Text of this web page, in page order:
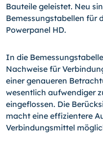
Bauteile ge­leistet. Neu
Bemessungstabellen für
Power­panel HD.
In die
Nachweise für
einer genaueren
wesentlich auf­wendiger
eingeflossen. Die
macht eine effizientere
Verbindungsmittel